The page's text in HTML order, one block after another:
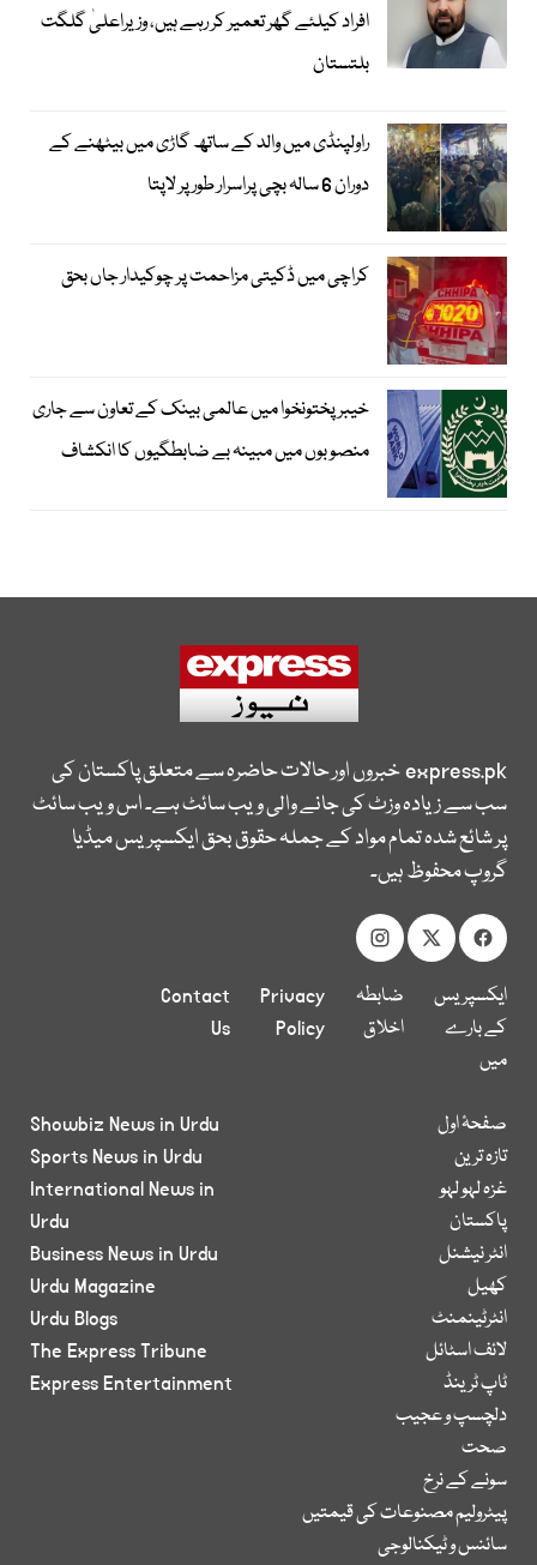
افراد کیلئے گھر تعمیر کر رہے ہیں، وزیراعلیٰ گلگت
بلتستان
راولپنڈی میں والد کے ساتھ گاڑی میں بیٹھنے کے
دوران 6 سالہ بچی پراسرار طور پر لاپتا
کراچی میں ڈکیتی مزاحمت پر چوکیدار جاں بحق
خیبرپختونخوا میں عالمی بینک کے تعاون سے جاری
منصوبوں میں مبینہ بے ضابطگیوں کا انکشاف
express.pkخبروں اور حالات حاضرہ سے متعلق پاکستان کی
سب سے زیادہ وزٹ کی جانے والی ویب سائٹ ہے۔ اس ویب سائٹ
پر شائع شدہ تمام مواد کے جملہ حقوق بحق ایکسپریس میڈیا
گروپ محفوظ ہیں۔
ایکسپریس
کے بارے
میں
ضابطہ
اخلاق
Privacy
Policy
Contact
Us
صفحۂ اول
تازہ ترین
غزہ لہو لہو
پاکستان
انٹر نیشنل
کھیل
انٹرٹینمنٹ
لائف اسٹائل
ٹاپ ٹرینڈ
دلچسپ و عجیب
صحت
سونے کے نرخ
پیٹرولیم مصنوعات کی قیمتیں
سائنس و ٹیکنالوجی
Showbiz News in Urdu
Sports News in Urdu
International News in
Urdu
Business News in Urdu
Urdu Magazine
Urdu Blogs
The Express Tribune
Express Entertainment